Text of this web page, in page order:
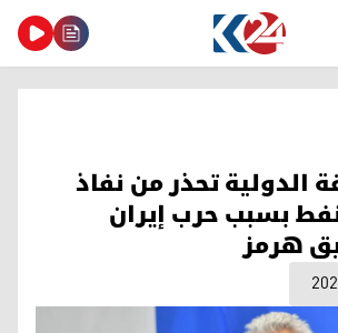
الدولية تحذر من نفاذ
بسبب حرب إيران
هرمز